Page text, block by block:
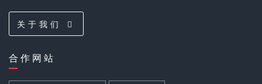
关 于 我 们
合 作 网 站